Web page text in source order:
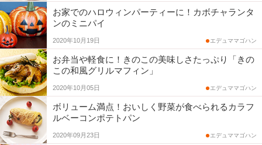
お家でのハロウィンパーティーに！カボチャランタ
ンのミニパイ
2020年10月19日 エデュママゴハン
お弁当や軽食に！きのこの美味しさたっぷり「きの
この和風グリルマフィン」
2020年10月05日 エデュママゴハン
ボリューム満点！おいしく野菜が食べられるカラフ
ルベーコンポテトパン
2020年09月23日 エデュママゴハン